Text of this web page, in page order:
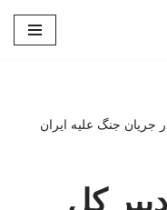
در جریان جنگ علیه ایران
کل